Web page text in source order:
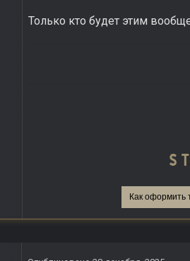
Только кто будет этим
Как оформить